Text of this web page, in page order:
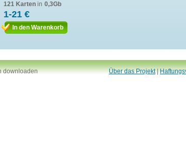
121 Karten in 0,3Gb
1-21 €
In den Warenkorb
downloaden Über das Projekt|